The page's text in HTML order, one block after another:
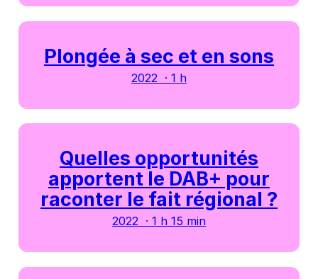
Plongée à sec et en sons
2022 · 1 h
Quelles opportunités
apportent le DAB+ pour
raconter le fait régional ?
2022 · 1 h 15 min